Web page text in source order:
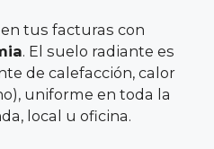
tus facturas con
. El suelo radiante es
de calefacción, calor
uniforme en toda la
local u oficina.